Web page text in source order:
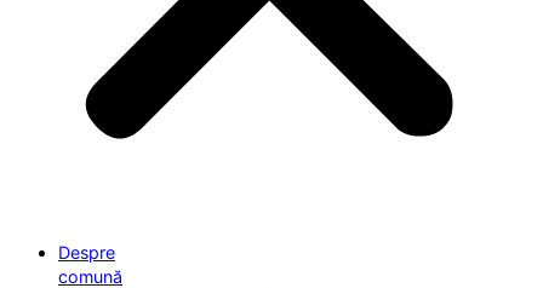
Despre
comună